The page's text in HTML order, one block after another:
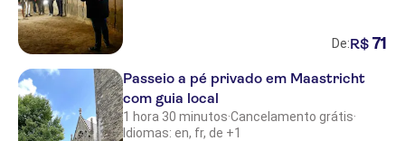
De:R$ 71
Passeio a pé privado em Maastricht
com guia local
1 hora 30 minutos·Cancelamento grátis·
Idiomas: en, fr, de +1